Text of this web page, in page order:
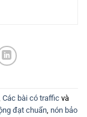
Các bài có traffic và
đạt chuẩn, nón bảo